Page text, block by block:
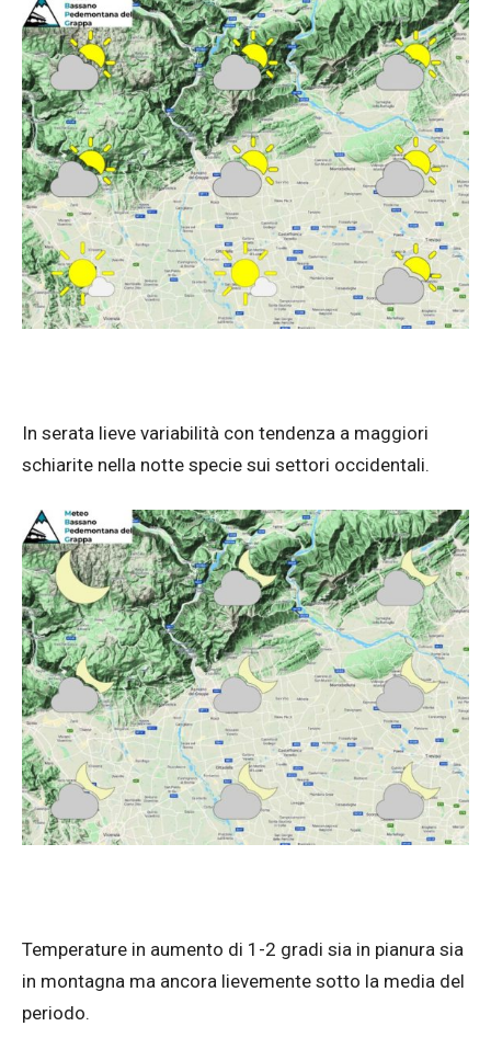
In serata lieve variabilità con tendenza a maggiori
schiarite nella notte specie sui settori occidentali.
Temperature in aumento di 1-2 gradi sia in pianura sia
in montagna ma ancora lievemente sotto la media del
periodo.